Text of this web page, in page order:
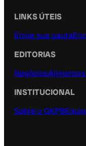
LINKS ÚTEIS
Envie sua pauta
EDITORIAS
Negócios
INSTITUCIONAL
Sobre o GKPB